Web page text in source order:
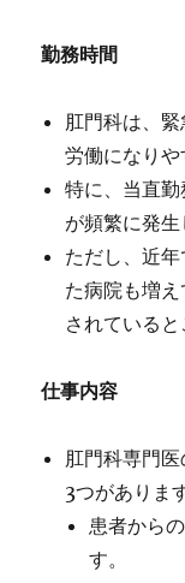
勤務時間
肛門科は、
労働になりや
特に、当直
が頻繁に発生
ただし、近
た病院も増
されていると
仕事内容
肛門科専門
3つがありま
患者から
す。